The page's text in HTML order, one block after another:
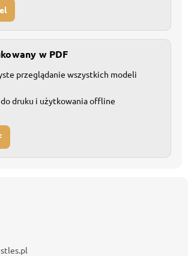
w PDF
przeglądanie wszystkich modeli
druku i użytkowania offline